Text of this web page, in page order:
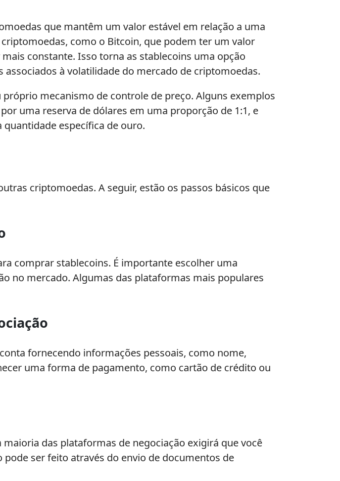
que mantêm um valor estável em relação a uma
como o Bitcoin, que podem ter um valor
constante. Isso torna as stablecoins uma opção
à volatilidade do mercado de criptomoedas.
mecanismo de controle de preço. Alguns exemplos
uma reserva de dólares em uma proporção de 1:1, e
específica de ouro.
criptomoedas. A seguir, estão os passos básicos que
comprar stablecoins. É importante escolher uma
no mercado. Algumas das plataformas mais populares
fornecendo informações pessoais, como nome,
uma forma de pagamento, como cartão de crédito ou
das plataformas de negociação exigirá que você
ser feito através do envio de documentos de